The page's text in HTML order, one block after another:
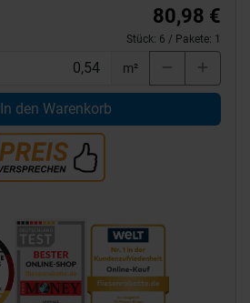
80,98 €
Stück: 6 / Pakete: 1
m²
In den Warenkorb